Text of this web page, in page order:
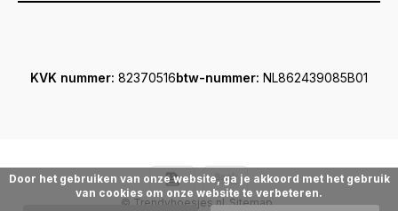
KVK nummer: 82370516btw-nummer: NL862439085B01
© Trendyhoesjes.nl Sitemap
Door het gebruiken van onze website, ga je akkoord met het gebruik
van cookies om onze website te verbeteren.